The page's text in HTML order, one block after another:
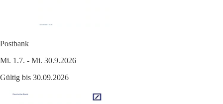
Postbank
Mi. 1.7. - Mi. 30.9.2026
Gültig bis 30.09.2026